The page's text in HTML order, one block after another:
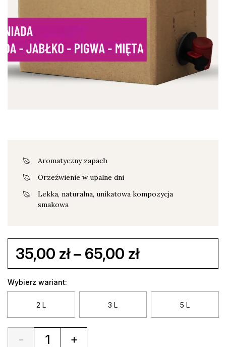
Aromatyczny zapach
Orzeźwienie w upalne dni
Lekka, naturalna, unikatowa kompozycja
smakowa
35,00 zł– 65,00 złZakres
cen:
35,00 zł
65,00 zł
Wybierz wariant:
2 L 3 L 5 L
- +